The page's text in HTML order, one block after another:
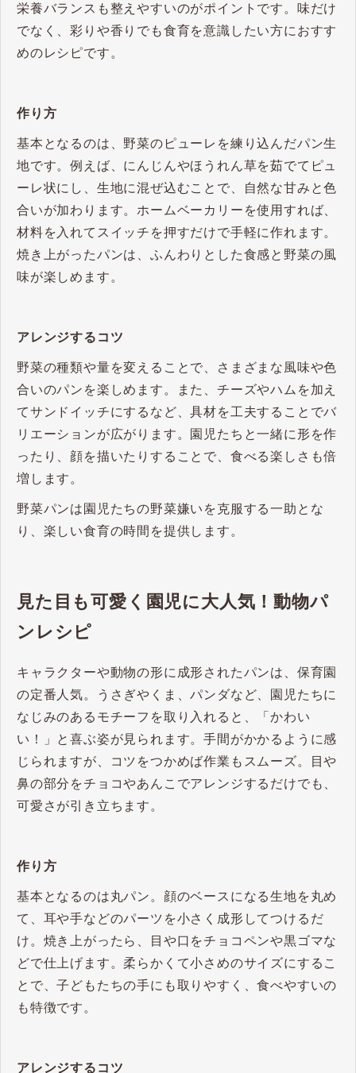
栄養バランスも整えやすいのがポイントです。​味だけ
でなく、彩りや香りでも食育を意識したい方におすす
めのレシピです。
作り方
基本となるのは、野菜のピューレを練り込んだパン生
地です。​例えば、にんじんやほうれん草を茹でてピュ
ーレ状にし、生地に混ぜ込むことで、自然な甘みと色
合いが加わります。​ホームベーカリーを使用すれば、
材料を入れてスイッチを押すだけで手軽に作れます。​
焼き上がったパンは、ふんわりとした食感と野菜の風
味が楽しめます。​
アレンジするコツ
野菜の種類や量を変えることで、さまざまな風味や色
合いのパンを楽しめます。​また、チーズやハムを加え
てサンドイッチにするなど、具材を工夫することでバ
リエーションが広がります。​園児たちと一緒に形を作
ったり、顔を描いたりすることで、食べる楽しさも倍
増します。​
野菜パンは園児たちの野菜嫌いを克服する一助とな
り、楽しい食育の時間を提供します。
見た目も可愛く園児に大人気！動物パ
ンレシピ
キャラクターや動物の形に成形されたパンは、保育園
の定番人気。うさぎやくま、パンダなど、園児たちに
なじみのあるモチーフを取り入れると、「かわい
い！」と喜ぶ姿が見られます。手間がかかるように感
じられますが、コツをつかめば作業もスムーズ。目や
鼻の部分をチョコやあんこでアレンジするだけでも、
可愛さが引き立ちます。
作り方
基本となるのは丸パン。顔のベースになる生地を丸め
て、耳や手などのパーツを小さく成形してつけるだ
け。焼き上がったら、目や口をチョコペンや黒ゴマな
どで仕上げます。柔らかくて小さめのサイズにするこ
とで、子どもたちの手にも取りやすく、食べやすいの
も特徴です。
アレンジするコツ